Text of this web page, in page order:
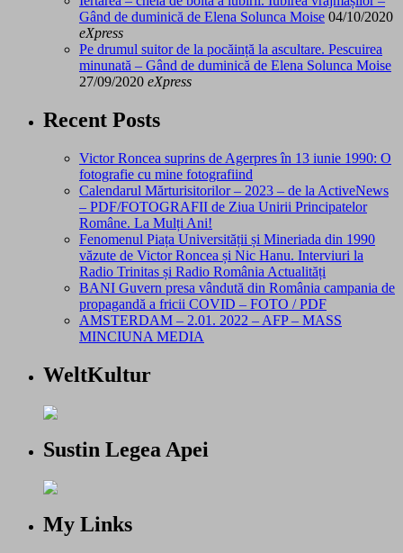
Gând de duminică de Elena Solunca Moise 04/10/2020
eXpress
Pe drumul suitor de la pocăință la ascultare. Pescuirea
minunată – Gând de duminică de Elena Solunca Moise
27/09/2020 eXpress
Recent Posts
Victor Roncea suprins de Agerpres în 13 iunie 1990: O
fotografie cu mine fotografiind
Calendarul Mărturisitorilor – 2023 – de la ActiveNews
– PDF/FOTOGRAFII de Ziua Unirii Principatelor
Române. La Mulți Ani!
Fenomenul Piața Universității și Mineriada din 1990
văzute de Victor Roncea și Nic Hanu. Interviuri la
Radio Trinitas și Radio România Actualități
BANI Guvern presa vândută din România campania de
propagandă a fricii COVID – FOTO / PDF
AMSTERDAM – 2.01. 2022 – AFP – MASS
MINCIUNA MEDIA
WeltKultur
Sustin Legea Apei
My Links